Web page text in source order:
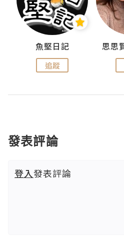
魚堅日記
追蹤
發表評論
登入發表評論